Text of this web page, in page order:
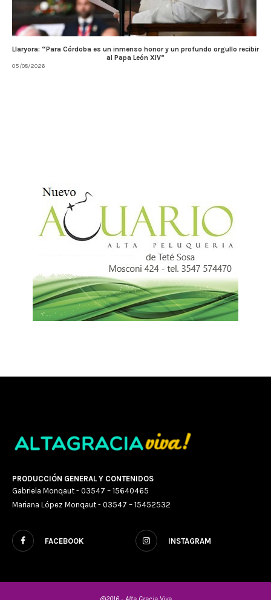
Llaryora: “Para Córdoba es un inmenso honor y un profundo orgullo recibir
al Papa León XIV”
05/08/2026
PRODUCCIÓN GENERAL Y CONTENIDOS
Gabriela Monqaut - 03547 – 15640465
Mariana López Monqaut - 03547 – 15452532
FACEBOOK INSTAGRAM